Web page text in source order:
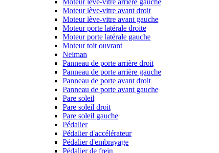
Moteur lève-vitre arrière gauche
Moteur lève-vitre avant droit
Moteur lève-vitre avant gauche
Moteur porte latérale droite
Moteur porte latérale gauche
Moteur toit ouvrant
Neiman
Panneau de porte arrière droit
Panneau de porte arrière gauche
Panneau de porte avant droit
Panneau de porte avant gauche
Pare soleil
Pare soleil droit
Pare soleil gauche
Pédalier
Pédalier d'accélérateur
Pédalier d'embrayage
Pédalier de frein